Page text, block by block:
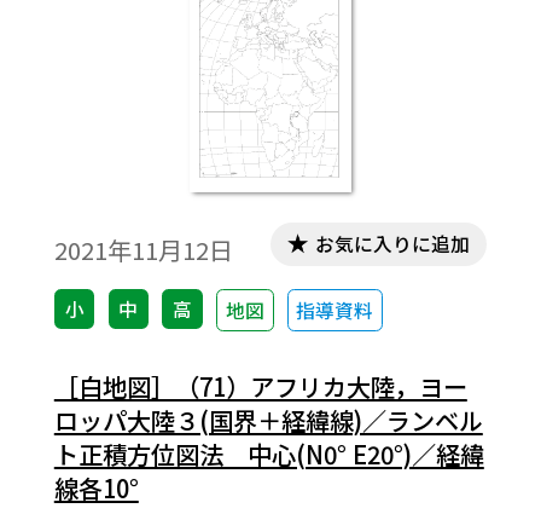
2021年11月12日
小 中 高 地図 指導資料
お気に入りに追加
［白地図］（71）アフリカ大陸，ヨー
ロッパ大陸３(国界＋経緯線)／ランベル
ト正積方位図法 中心(N0° E20°)／経緯
線各10°